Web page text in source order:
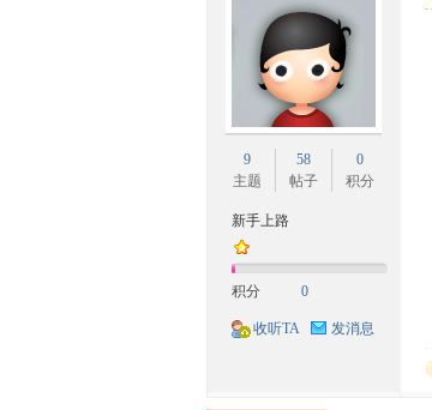
9
主题
58
帖子
0
积分
新手上路
积分 0
收听TA 发消息